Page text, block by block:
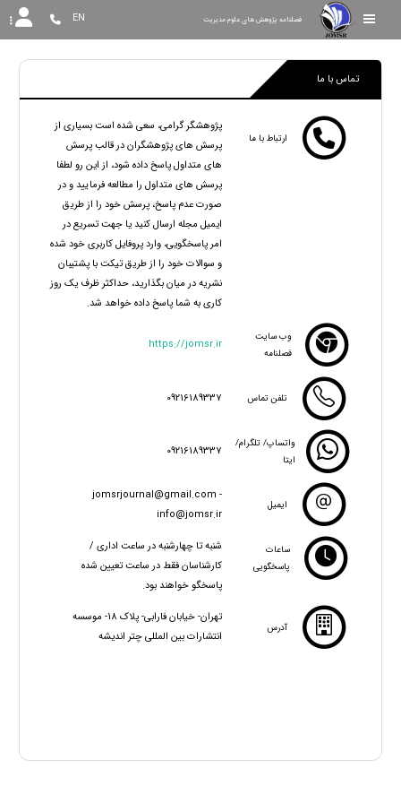
فصلنامه پژوهش های علوم مدیریت EN
تماس با ما
ارتباط با ما
پژوهشگر گرامی، سعی شده است بسیاری از
پرسش های پژوهشگران در قالب پرسش
های متداول پاسخ داده شود، از این رو لطفا
پرسش های متداول را مطالعه فرمایید و در
صورت عدم پاسخ، پرسش خود را از طریق
ایمیل مجله ارسال کنید یا جهت تسریع در
امر پاسخگویی، وارد پروفایل کاربری خود شده
و سوالات خود را از طریق تیکت با پشتیبان
نشریه در میان بگذارید، حداکثر ظرف یک روز
کاری به شما پاسخ داده خواهد شد.
وب سایت
فصلنامه
https://jomsr.ir
تلفن تماس 09216189337
واتساپ/ تلگرام/
ایتا
09216189337
ایمیل
jomsrjournal@gmail.com -
info@jomsr.ir
ساعات
پاسخگویی
شنبه تا چهارشنبه در ساعت اداری /
کارشناسان فقط در ساعت تعیین شده
پاسخگو خواهند بود.
آدرس
تهران- خیابان فارابی- پلاک 18- موسسه
انتشارات بین المللی چتر اندیشه